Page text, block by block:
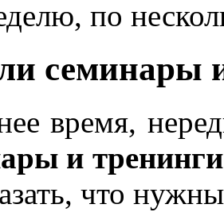
по
семинары
время,
и
что